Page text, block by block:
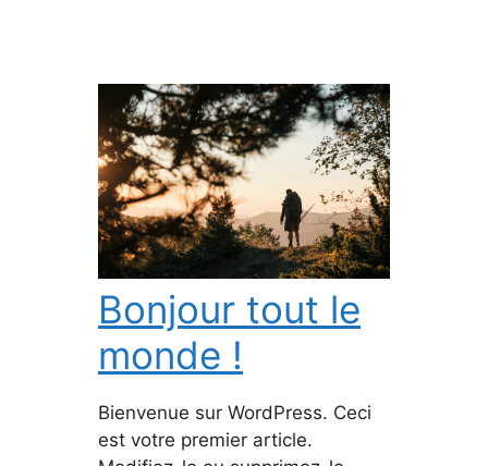
Bonjour tout le
monde !
Bienvenue sur WordPress. Ceci
est votre premier article.